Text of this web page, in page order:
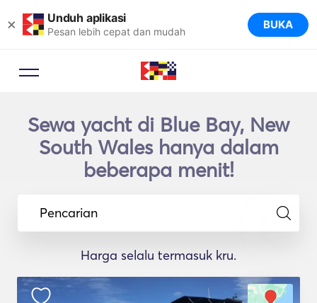
× Unduh aplikasi
Pesan lebih cepat dan mudah BUKA
Sewa yacht di Blue Bay, New
South Wales hanya dalam
beberapa menit!
Pencarian
Harga selalu termasuk kru.